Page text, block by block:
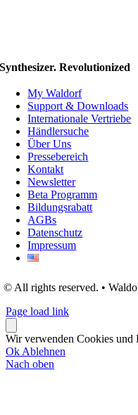
Synthesizer. Revolutionized
My Waldorf
Support & Downloads
Internationale Vertriebe
Händlersuche
Über Uns
Pressebereich
Kontakt
Newsletter
Beta Programm
Bildungsrabatt
AGBs
Datenschutz
Impressum
© All rights reserved. •
Page load link
Wir verwenden Cookies und
Ok Ablehnen
Nach oben